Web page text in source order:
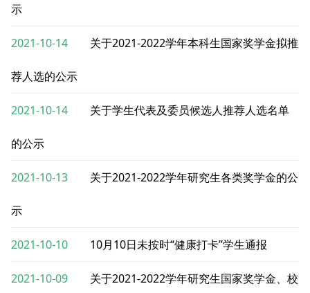
示
2021-10-14 关于2021-2022学年本科生国家奖学金拟推
荐人选的公示
2021-10-14 关于学生代表及委员候选人推荐人选名单
的公示
2021-10-13 关于2021-2022学年研究生各类奖学金的公
示
2021-10-10 10月10日未按时“健康打卡”学生通报
2021-10-09 关于2021-2022学年研究生国家奖学金、校